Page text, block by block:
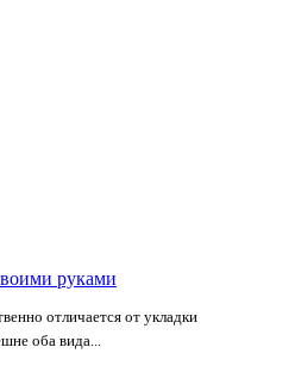
руками
отличается от укладки
оба вида...